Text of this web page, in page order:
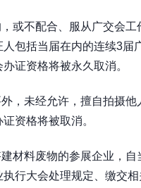
或不配合、服从广交会工
包括当届在内的连续3届
证资格将被永久取消。
，未经允许，擅自拍摄
资格将被取消。
材料废物的参展企业，
行大会处理规定、缴交